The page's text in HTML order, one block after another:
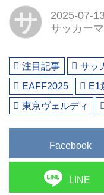
サ
2025-07-13
サッカー
注目記事 サッ
EAFF2025
E1
東京ヴェルディ
Facebook
LINE